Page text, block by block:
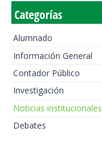
Categorías
Alumnado
Información General
Contador Público
Investigación
Noticias institucionales
Debates